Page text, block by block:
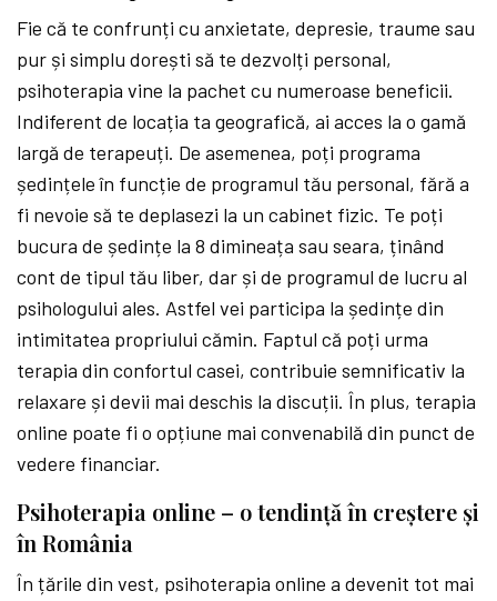
Fie că te confrunți cu anxietate, depresie, traume sau
pur și simplu dorești să te dezvolți personal,
psihoterapia vine la pachet cu numeroase beneficii.
Indiferent de locația ta geografică, ai acces la o gamă
largă de terapeuți. De asemenea, poți programa
ședințele în funcție de programul tău personal, fără a
fi nevoie să te deplasezi la un cabinet fizic. Te poți
bucura de ședințe la 8 dimineața sau seara, ținând
cont de tipul tău liber, dar și de programul de lucru al
psihologului ales. Astfel vei participa la ședințe din
intimitatea propriului cămin. Faptul că poți urma
terapia din confortul casei, contribuie semnificativ la
relaxare și devii mai deschis la discuții. În plus, terapia
online poate fi o opțiune mai convenabilă din punct de
vedere financiar.
Psihoterapia online – o tendință în creștere și
în România
În țările din vest, psihoterapia online a devenit tot mai